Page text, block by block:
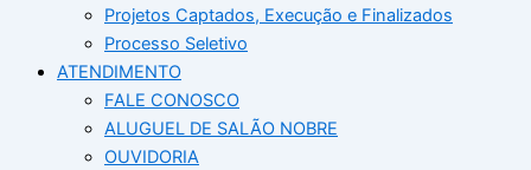
Projetos Captados, Execução e Finalizados
Processo Seletivo
ATENDIMENTO
FALE CONOSCO
ALUGUEL DE SALÃO NOBRE
OUVIDORIA